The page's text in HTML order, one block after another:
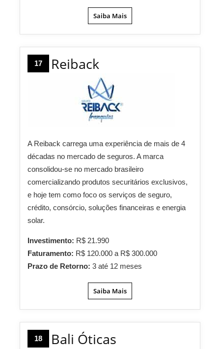
Saiba Mais
17 Reiback
A Reiback carrega uma experiência de mais de 4
décadas no mercado de seguros. A marca
consolidou-se no mercado brasileiro
comercializando produtos securitários exclusivos,
e hoje tem como foco os serviços de seguro,
crédito, consórcio, soluções financeiras e energia
solar.
Investimento: R$ 21.990
Faturamento: R$ 120.000 a R$ 300.000
Prazo de Retorno: 3 até 12 meses
Saiba Mais
18 Bali Óticas